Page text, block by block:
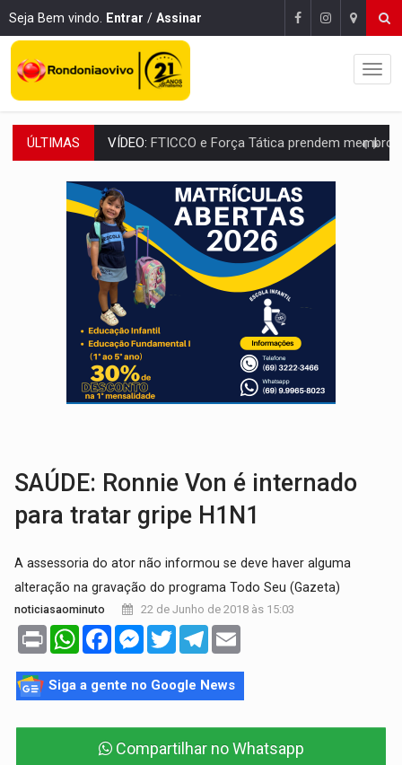
Seja Bem vindo. Entrar / Assinar
ÚLTIMAS INCLUSÃO:Prefeitura fortalece parceria com a APAE para ampliar ações
DEFESA:Exército testa inovações no combate a drones durante
TEMAS SOCIOAMBIENTAIS:Em Itapuã do Oeste, CINEMAZÔNIA leva cinema
PREVISÃO: Interior de Rondônia terá sábado (8) de calor
INFRAESTRUTURA:Após quase 30 anos de espera, asfalto chega ao
A ILHA: Coreografia de Rondônia estreia na programação do Festival de
ELEIÇÕES 2026: Sgt. Mouza esclarece 'erro de digitação' em declaração de
JUDICIÁRIO: Sinjur parabeniza servidores pelo adicional de incentivo com
SAÚDE: Ronnie Von é internado
para tratar gripe H1N1
A assessoria do ator não informou se deve haver alguma
alteração na gravação do programa Todo Seu (Gazeta)
noticiasaominuto 22 de Junho de 2018 às 15:03
Print WhatsAppFacebookMessenger
TwitterTelegram
Siga a gente no Google News
Compartilhar no Whatsapp